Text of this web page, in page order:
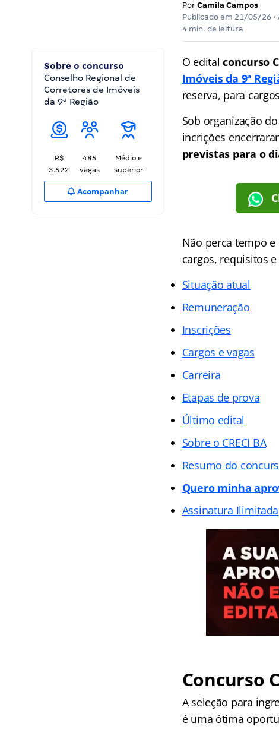
Por Camila Campos
Publicado em 21/05/26
4 min. de leitura
Sobre o concurso
Conselho Regional de
Corretores de Imóveis
da 9ª Região
R$
3.522
485
vagas
Médio e
superior
Acompanhar
O editalconcurso
Imóveis da 9ª
reserva, para
Sob organização do
incrições
previstas para o
Não perca tempo
cargos, requisitos
Situação atual
Remuneração
Inscrições
Cargos e vagas
Carreira
Etapas de prova
Último edital
Sobre o CRECI BA
Resumo do
Quero minha
Assinatura Ilimitada
Concurso
A seleção para
é uma ótima